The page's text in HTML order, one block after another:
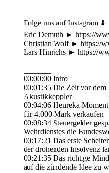
Folge uns auf Instagram ⬇️
Eric Demuth ► https://
Christian Wolf ► https://
Lars Hinrichs ► https://
00:00:00 Intro
00:01:35 Die Zeit vor dem
Akustikkoppler
00:04:06 Heureka-
für 4.000 Mark verkaufen
00:08:34 Steuergelder
Wehrdienstes die
00:17:21 Das erste
der drohenden Insolvenz
00:21:35 Das richtige
auf die zündende Idee zu